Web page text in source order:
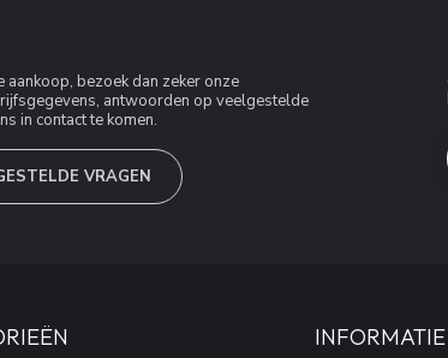
bezoek dan zeker onze
antwoorden op veelgestelde
in contact te komen.
VRAGEN
INFORMATIE